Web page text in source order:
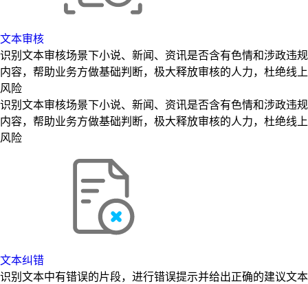
文本审核
识别文本审核场景下小说、新闻、资讯是否含有色情和涉政违规
内容，帮助业务方做基础判断，极大释放审核的人力，杜绝线上
风险
识别文本审核场景下小说、新闻、资讯是否含有色情和涉政违规
内容，帮助业务方做基础判断，极大释放审核的人力，杜绝线上
风险
文本纠错
识别文本中有错误的片段，进行错误提示并给出正确的建议文本